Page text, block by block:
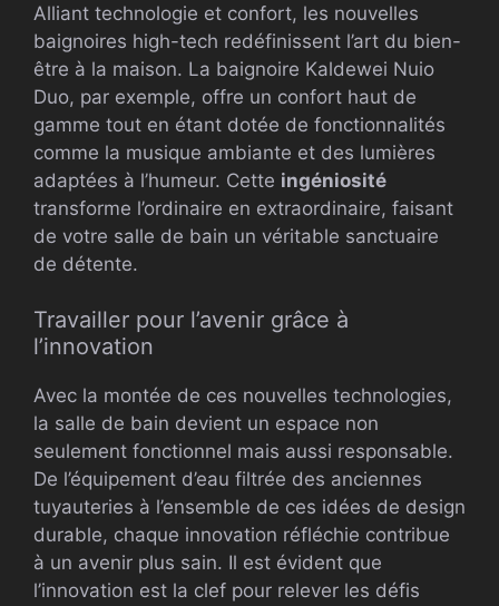
Alliant technologie et confort, les nouvelles
baignoires high-tech redéfinissent l’art du bien-
être à la maison. La baignoire Kaldewei Nuio
Duo, par exemple, offre un confort haut de
gamme tout en étant dotée de fonctionnalités
comme la musique ambiante et des lumières
adaptées à l’humeur. Cette ingéniosité
transforme l’ordinaire en extraordinaire, faisant
de votre salle de bain un véritable sanctuaire
de détente.
Travailler pour l’avenir grâce à
l’innovation
Avec la montée de ces nouvelles technologies,
la salle de bain devient un espace non
seulement fonctionnel mais aussi responsable.
De l’équipement d’eau filtrée des anciennes
tuyauteries à l’ensemble de ces idées de design
durable, chaque innovation réfléchie contribue
à un avenir plus sain. Il est évident que
l’innovation est la clef pour relever les défis